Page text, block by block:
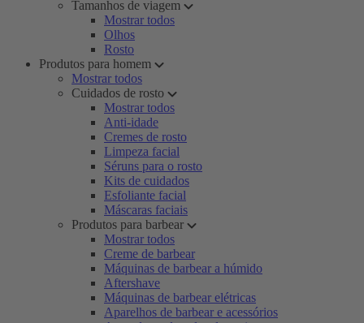
Tamanhos de viagem
Mostrar todos
Olhos
Rosto
Produtos para homem
Mostrar todos
Cuidados de rosto
Mostrar todos
Anti-idade
Cremes de rosto
Limpeza facial
Séruns para o rosto
Kits de cuidados
Esfoliante facial
Máscaras faciais
Produtos para barbear
Mostrar todos
Creme de barbear
Máquinas de barbear a húmido
Aftershave
Máquinas de barbear elétricas
Aparelhos de barbear e acessórios